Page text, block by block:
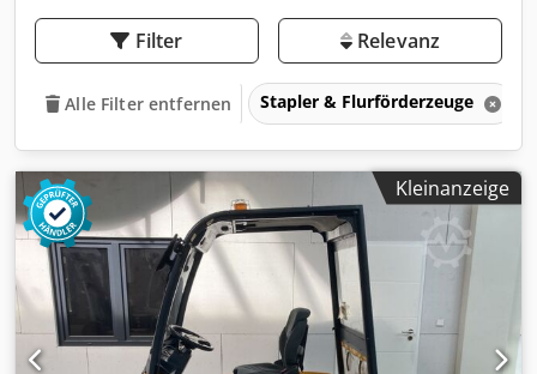
Filter Relevanz
Alle Filter entfernen Stapler & Flurförderzeuge
Kleinanzeige